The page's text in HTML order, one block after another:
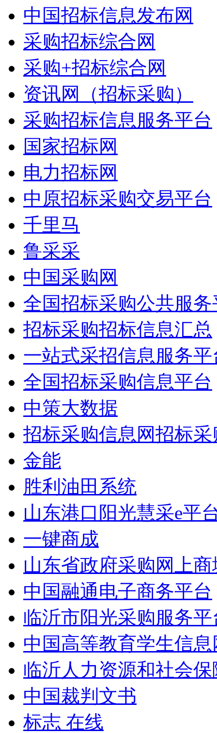
中国招标信息发布网
采购招标综合网
采购+招标综合网
资讯网（招标采购）
采购招标信息服务平台
国家招标网
电力招标网
中原招标采购交易平台
千里马
鲁采采
中国采购网
全国招标采购公共服务
招标采购招标信息汇总
一站式采招信息服务平
全国招标采购信息平台
中策大数据
招标采购信息网招标
金能
胜利油田系统
山东港口阳光慧采e平
一键商成
山东省政府采购网上商
中国融通电子商务平台
临沂市阳光采购服务平
中国高等教育学生信
临沂人力资源和社会保
中国裁判文书
标志 在线